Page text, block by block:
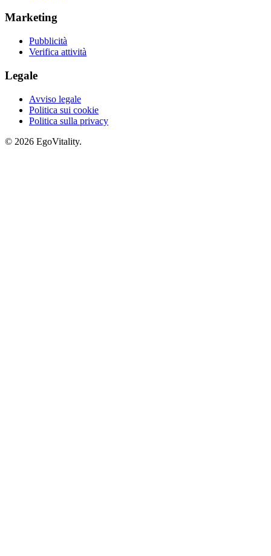
Marketing
Pubblicità
Verifica attività
Legale
Avviso legale
Politica sui cookie
Politica sulla privacy
© 2026 EgoVitality.